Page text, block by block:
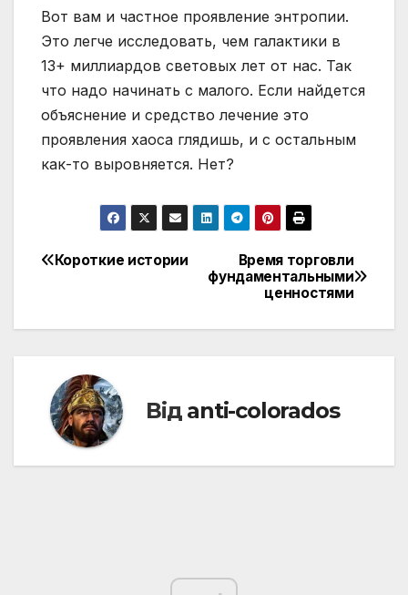
Вот вам и частное проявление энтропии.
Это легче исследовать, чем галактики в
13+ миллиардов световых лет от нас. Так
что надо начинать с малого. Если найдется
объяснение и средство лечение это
проявления хаоса глядишь, и с остальным
как-то выровняется. Нет?
Навігація
Время торговли
фундаментальными
ценностями
Короткие истории
Від anti-colorados